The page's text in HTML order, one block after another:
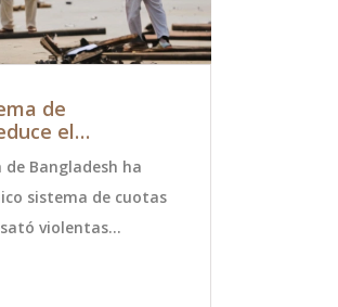
de
el
tras
de Bangladesh ha
sistema de cuotas
violentas
busca aliviar